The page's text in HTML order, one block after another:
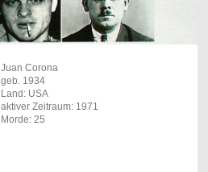
Juan Corona
geb. 1934
Land: USA
aktiver Zeitraum: 1971
Morde: 25